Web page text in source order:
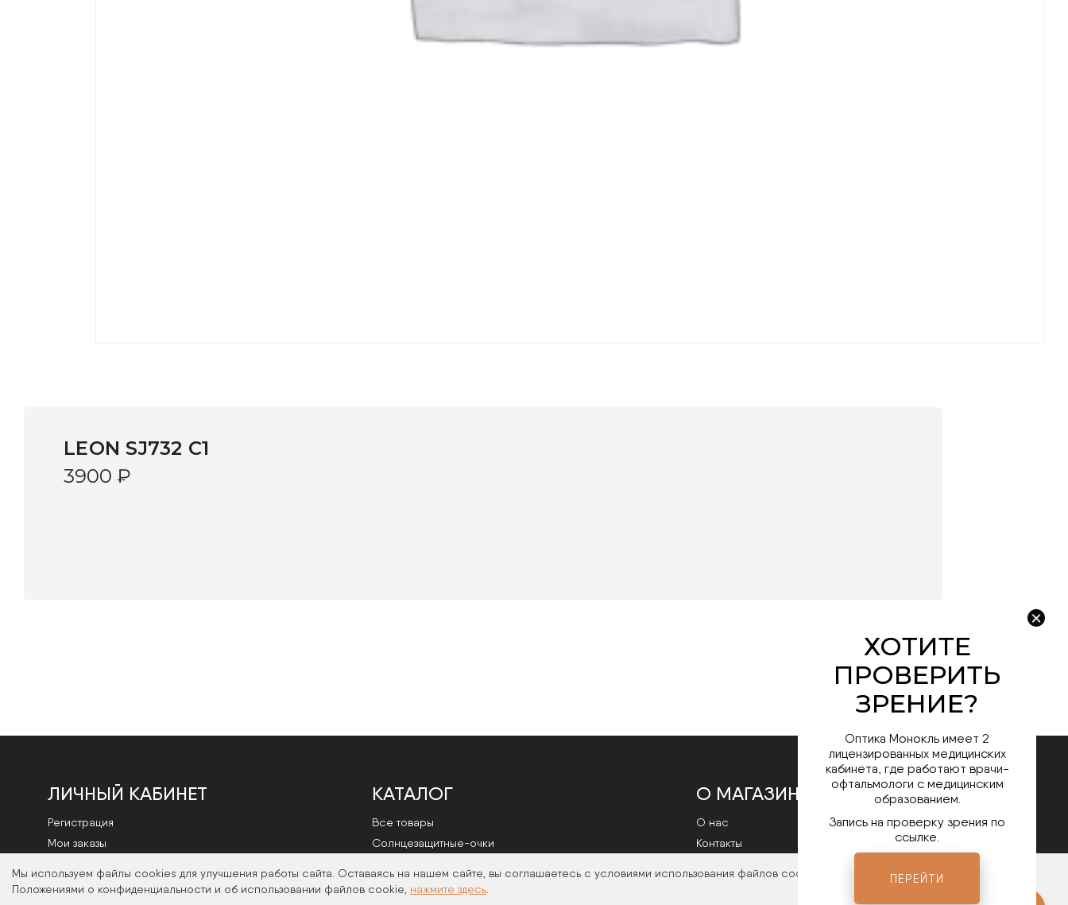
Мы используем файлы cookies для улучшения работы сайта. Оставаясь на нашем сайте, вы соглашаетесь с условиями использования файлов cookies. Чтобы ознакомиться с нашими
Положениями о конфиденциальности и об использовании файлов cookie, нажмите здесь
LEON SJ732 C1
3900 ₽
ЛИЧНЫЙ КАБИНЕТ
Регистрация
Мои заказы
КАТАЛОГ
Все товары
Cолнцезащитные-очки
О МАГАЗИНЕ
О нас
Контакты
Оптика Монокль имеет 2
лицензированных медицинских
кабинета, где работают врачи-
офтальмологи с медицинским
образованием.
Запись на проверку зрения по
ссылке.
ПЕРЕЙТИ